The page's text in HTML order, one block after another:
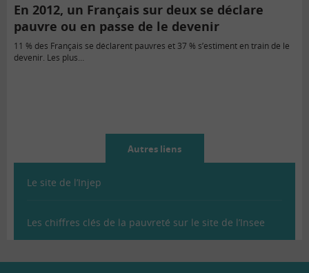
En 2012, un Français sur deux se déclare
pauvre ou en passe de le devenir
11 % des Français se déclarent pauvres et 37 % s’estiment en train de le
devenir. Les plus…
Autres liens
Le site de l’Injep
Les chiffres clés de la pauvreté sur le site de l’Insee